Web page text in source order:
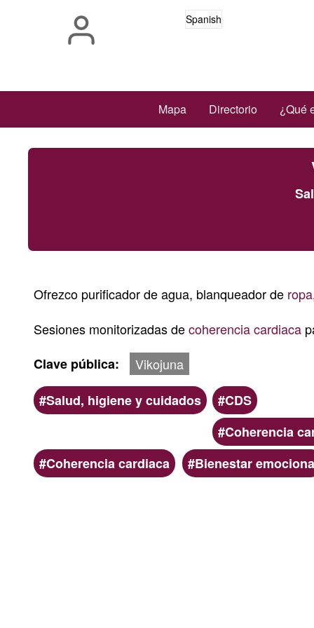
Spanish
navigation
Mapa Directorio ¿Qué
Ofrezco purificador de agua, blanqueador de ropa
Sesiones monitorizadas decoherencia cardiaca
Clave pública
Vikojuna
Ámbito
Salud, higiene y cuidados Categoria
CDS
Coherencia
Palabras
clave
Coherencia cardiaca Bienestar